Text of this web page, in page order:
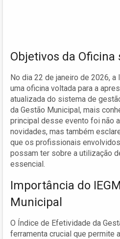
Objetivos da Oficina
No dia 22 de janeiro de 2026, a
uma oficina voltada para a
atualizada do sistema de
da Gestão Municipal, mais
principal desse evento foi não
novidades, mas também
que os profissionais
possam ter sobre a utilização
essencial.
Importância do
Municipal
O Índice de Efetividade da
ferramenta crucial que permite